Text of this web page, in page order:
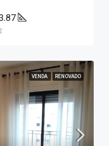
VENDA RENOVADO